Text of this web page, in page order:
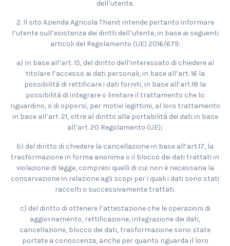
dell’utente.
2. Il sito Azienda Agricola Thanit intende pertanto informare
l’utente sull’esistenza dei diritti dell’utente, in base ai seguenti
articoli del Regolamento (UE) 2016/679:
a) In base all’art. 15, del diritto dell’interessato di chiedere al
titolare l’accesso ai dati personali, in base all’art. 16 la
possibilità di rettificare i dati forniti, in base all’art.18 la
possibilità di integrare o limitare il trattamento che lo
riguardino, o di opporsi, per motivi legittimi, al loro trattamento
in base all’art. 21, oltre al diritto alla portabilità dei dati in base
all’art. 20 Regolamento (UE);
b) del diritto di chiedere la cancellazione in base all’art.17, la
trasformazione in forma anonima o il blocco dei dati trattati in
violazione di legge, compresi quelli di cui non è necessaria la
conservazione in relazione agli scopi per i quali i dati sono stati
raccolti o successivamente trattati.
c) del diritto di ottenere l’attestazione che le operazioni di
aggiornamento, rettificazione, integrazione dei dati,
cancellazione, blocco dei dati, trasformazione sono state
portate a conoscenza, anche per quanto riguarda il loro